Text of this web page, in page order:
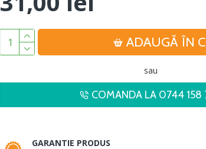
ADAUGĂ ÎN
sau
COMANDA LA 0744 158
GARANTIE PRODUS